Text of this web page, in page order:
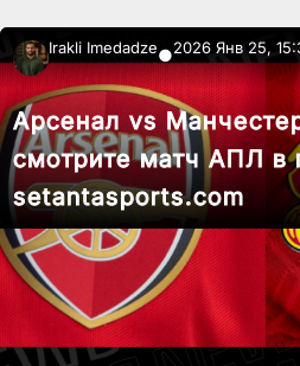
Irakli Imedadze●2026 Янв 25,
Арсенал vs
смотрите матч АПЛ в
setantasports.com